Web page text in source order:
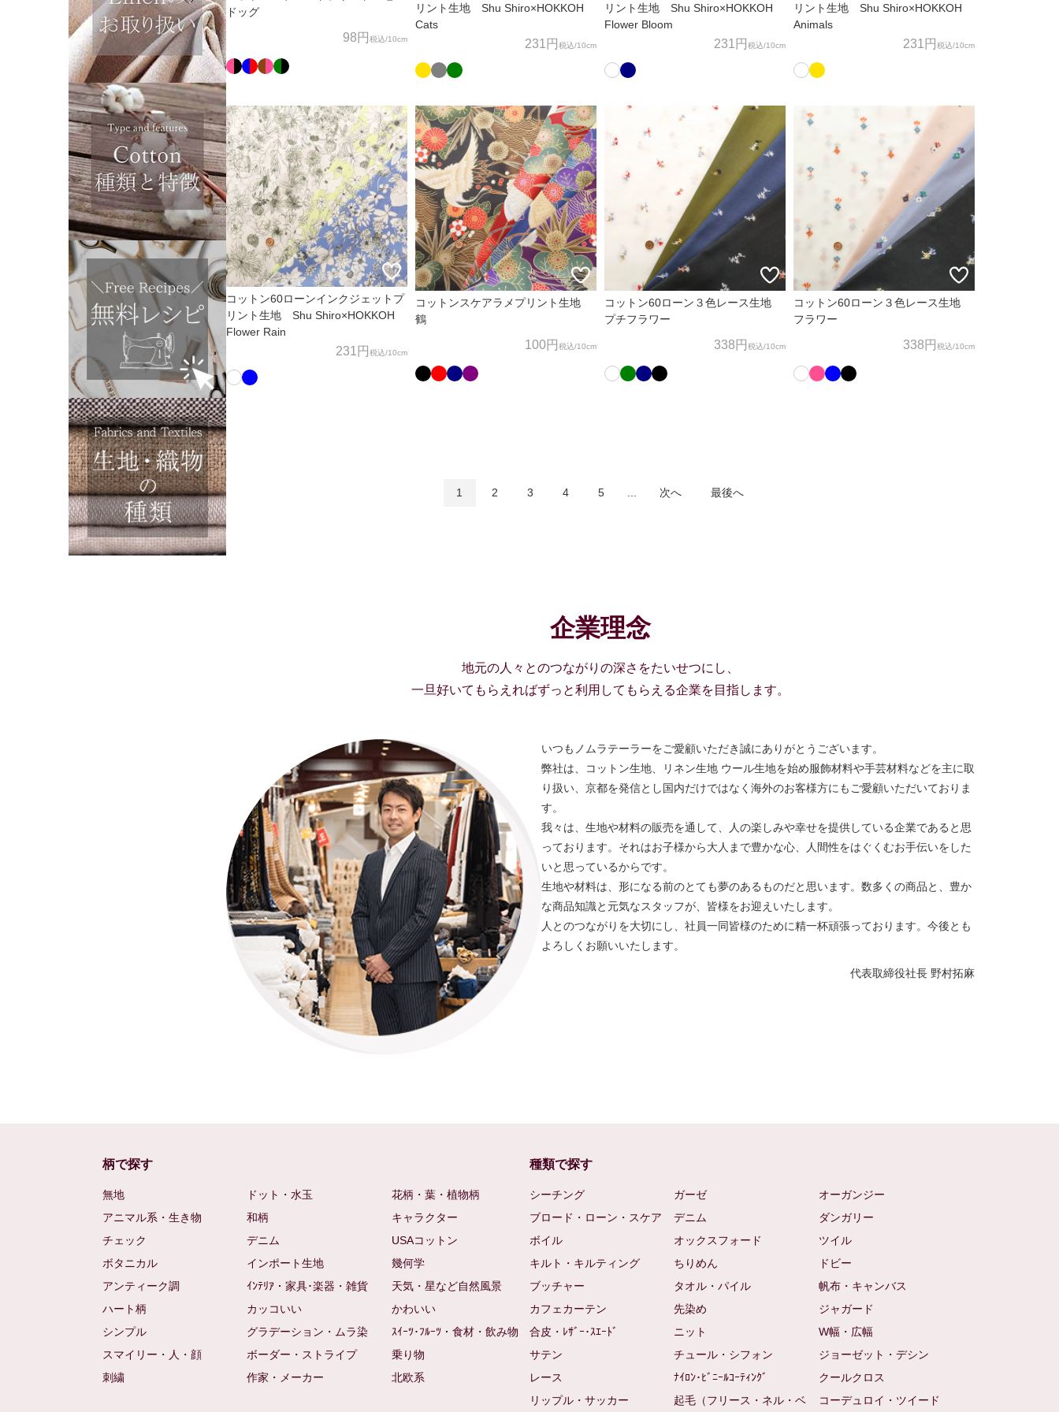
ドッグ
98円 税込/10cm
リント生地 Shu Shiro×HOKKOH
Cats
231円 税込/10cm
リント生地 Shu Shiro×HOKKOH
Flower Bloom
231円 税込/10cm
リント生地 Shu Shiro×HOKKOH
Animals
231円 税込/10cm
コットン60ローンインクジェットプ
リント生地 Shu Shiro×HOKKOH
Flower Rain
231円 税込/10cm
コットンスケアラメプリント生地
鶴
100円 税込/10cm
コットン60ローン３色レース生地
プチフラワー
338円 税込/10cm
コットン60ローン３色レース生地
フラワー
338円 税込/10cm
1 2 3 4 5 次へ 最後へ
企業理念
地元の人々とのつながりの深さをたいせつにし、
一旦好いてもらえればずっと利用してもらえる企業を目指します。
いつもノムラテーラーをご愛顧いただき誠にありがとうございます。
弊社は、コットン生地、リネン生地 ウール生地を始め服飾材料や手芸材料などを主に取
り扱い、京都を発信とし国内だけではなく海外のお客様方にもご愛顧いただいておりま
す。
我々は、生地や材料の販売を通して、人の楽しみや幸せを提供している企業であると思
っております。それはお子様から大人まで豊かな心、人間性をはぐくむお手伝いをした
いと思っているからです。
生地や材料は、形になる前のとても夢のあるものだと思います。数多くの商品と、豊か
な商品知識と元気なスタッフが、皆様をお迎えいたします。
人とのつながりを大切にし、社員一同皆様のために精一杯頑張っております。今後とも
よろしくお願いいたします。
代表取締役社長 野村拓麻
柄で探す
無地 ドット・水玉
花柄・葉・植物柄
アニマル系・生き物
和柄
キャラクター
チェック
デニム
USAコットン
ボタニカル
インポート生地
幾何学
アンティーク調
ｲﾝﾃﾘｱ・家具･楽器・雑貨
天気・星など自然風景
ハート柄
カッコいい
かわいい
シンプル
グラデーション・ムラ染
ｽｲｰﾂ･ﾌﾙｰﾂ・食材・飲み物
スマイリー・人・顔
ボーダー・ストライプ
乗り物
刺繍
作家・メーカー 北欧系
種類で探す
シーチング ガーゼ
オーガンジー
ブロード・ローン・スケア
デニム
ダンガリー
ボイル
オックスフォード
ツイル
キルト・キルティング
ちりめん
ドビー
ブッチャー
タオル・パイル
帆布・キャンバス
カフェカーテン
先染め
ジャガード
合皮・ﾚｻﾞｰ･ｽｴｰﾄﾞ
ニット
W幅・広幅
サテン
チュール・シフォン
ジョーゼット・デシン
レース
ﾅｲﾛﾝ･ﾋﾞﾆｰﾙｺｰﾃｨﾝｸﾞ
クールクロス
リップル・サッカー
起毛（フリース・ネル・ベ
コーデュロイ・ツイード